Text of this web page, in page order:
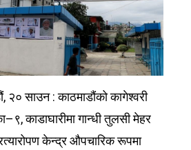
२० साउन : काठमाडौंको कागेश्वरी
काडाघारीमा गान्धी तुलसी मेहर
केन्द्र औपचारिक रूपमा